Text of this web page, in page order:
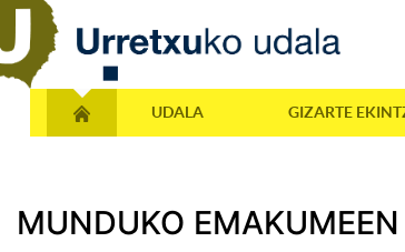
UDALA GIZARTE
MUNDUKO